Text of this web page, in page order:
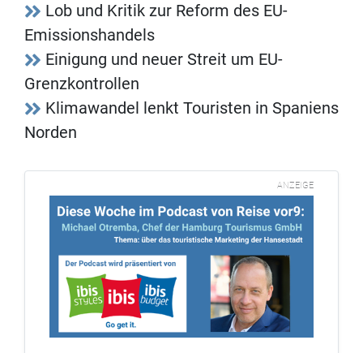
Lob und Kritik zur Reform des EU-
Emissionshandels
Einigung und neuer Streit um EU-
Grenzkontrollen
Klimawandel lenkt Touristen in Spaniens
Norden
ANZEIGE